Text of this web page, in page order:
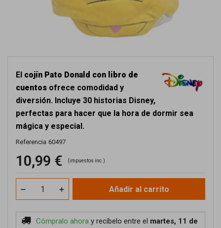
El cojín Pato Donald con libro de
cuentos ofrece comodidad y
diversión. Incluye 30 historias Disney,
perfectas para hacer que la hora de dormir sea
mágica y especial.
Referencia 60497
10,99 € (impuestos inc.)
Añadir al carrito
Cómpralo ahora y recíbelo entre el martes, 11 de